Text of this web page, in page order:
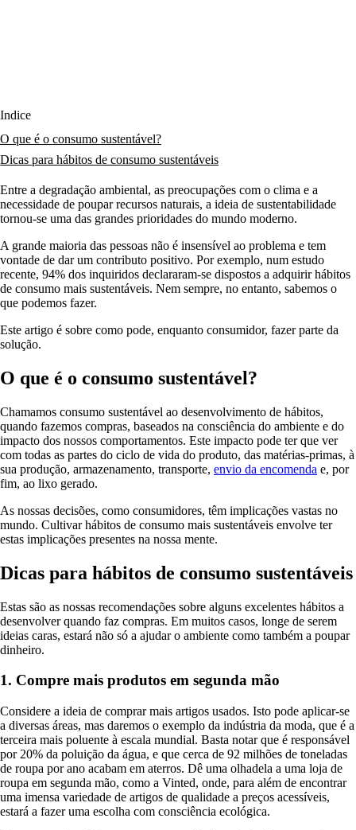
Índice
O que é o consumo sustentável?
Dicas para hábitos de consumo sustentáveis
Entre a degradação ambiental, as preocupações com o clima e a
necessidade de poupar recursos naturais, a ideia de sustentabilidade
tornou-se uma das grandes prioridades do mundo moderno.
A grande maioria das pessoas não é insensível ao problema e tem
vontade de dar um contributo positivo. Por exemplo, num estudo
recente, 94% dos inquiridos declararam-se dispostos a adquirir hábitos
de consumo mais sustentáveis. Nem sempre, no entanto, sabemos o
que podemos fazer.
Este artigo é sobre como pode, enquanto consumidor, fazer parte da
solução.
O que é o consumo sustentável?
Chamamos consumo sustentável ao desenvolvimento de hábitos,
quando fazemos compras, baseados na consciência do ambiente e do
impacto dos nossos comportamentos. Este impacto pode ter que ver
com todas as partes do ciclo de vida do produto, das matérias-primas, à
sua produção, armazenamento, transporte, envio da encomenda e, por
fim, ao lixo gerado.
As nossas decisões, como consumidores, têm implicações vastas no
mundo. Cultivar hábitos de consumo mais sustentáveis envolve ter
estas implicações presentes na nossa mente.
Dicas para hábitos de consumo sustentáveis
Estas são as nossas recomendações sobre alguns excelentes hábitos a
desenvolver quando faz compras. Em muitos casos, longe de serem
ideias caras, estará não só a ajudar o ambiente como também a poupar
dinheiro.
1. Compre mais produtos em segunda mão
Considere a ideia de comprar mais artigos usados. Isto pode aplicar-se
a diversas áreas, mas daremos o exemplo da indústria da moda, que é a
terceira mais poluente à escala mundial. Basta notar que é responsável
por 20% da poluição da água, e que cerca de 92 milhões de toneladas
de roupa por ano acabam em aterros. Dê uma olhadela a uma loja de
roupa em segunda mão, como a Vinted, onde, para além de encontrar
uma imensa variedade de artigos de qualidade a preços acessíveis,
estará a fazer uma escolha com consciência ecológica.